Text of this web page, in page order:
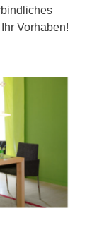
Vorhaben!